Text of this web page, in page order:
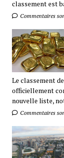
classement est
Commentaires
Le classement
officiellement
nouvelle liste,
Commentaires